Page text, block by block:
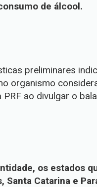
de álcool.
preliminares
organismo
PRF ao divulgar o
os estados
Santa Catarina e